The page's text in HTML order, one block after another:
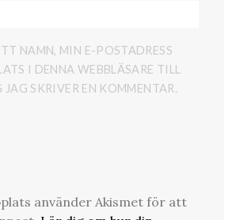
NAMN, MIN E-POSTADRESS
I DENNA WEBBLÄSARE TILL
JAG SKRIVER EN KOMMENTAR.
använder Akismet för att